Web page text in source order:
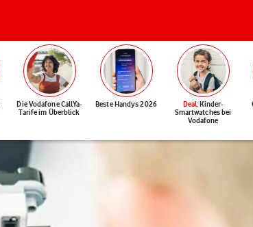
Die Vodafone CallYa-
Tarife im Überblick
Beste Handys 2026 Deal: Kinder-
Smartwatches bei
Vodafone